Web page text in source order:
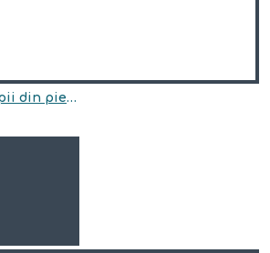
Ghete pentru copii din piele naturala model EDEN